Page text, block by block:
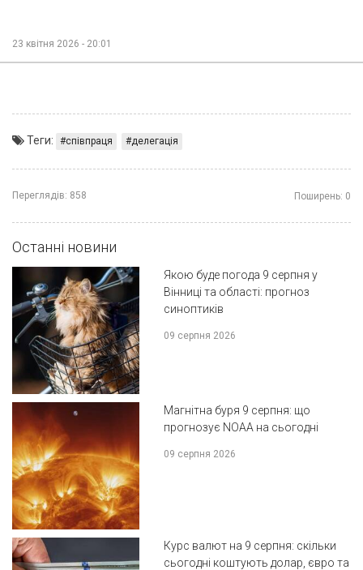
23 квітня 2026 - 20:01
Теги: співпраця делегація
Переглядів: 858 Поширень: 0
Останні новини
Якою буде погода 9 серпня у
Вінниці та області: прогноз
синоптиків
09 серпня 2026
Магнітна буря 9 серпня: що
прогнозує NOAA на сьогодні
09 серпня 2026
Курс валют на 9 серпня: скільки
сьогодні коштують долар, євро та